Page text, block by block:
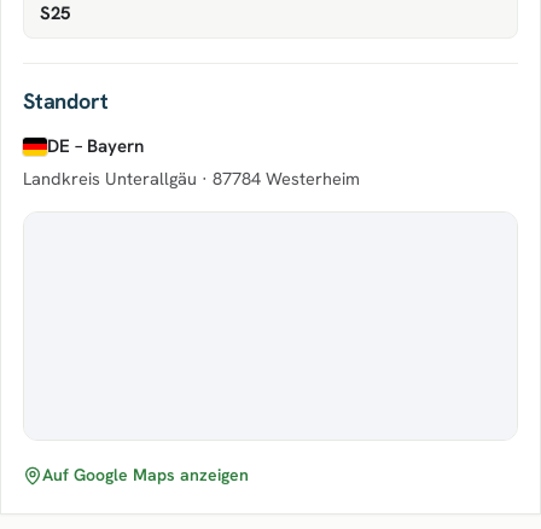
S25
Standort
DE – Bayern
Landkreis Unterallgäu · 87784 Westerheim
Auf Google Maps anzeigen